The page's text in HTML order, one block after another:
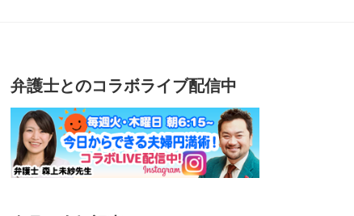
弁護士とのコラボライブ配信中